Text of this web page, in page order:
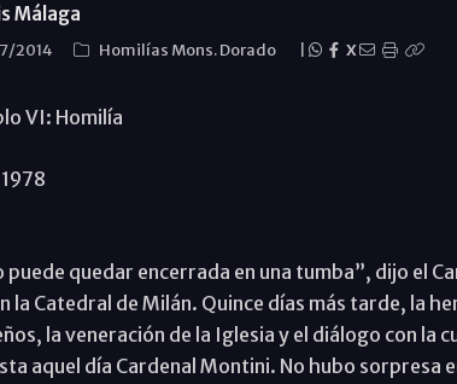
Málaga
2014 Homilías Mons. Dorado X
VI: Homilía
puede quedar encerrada en una tumba”, dijo el
la Catedral de Milán. Quince días más tarde, la
la veneración de la Iglesia y el diálogo con la
aquel día Cardenal Montini. No hubo sorpresa